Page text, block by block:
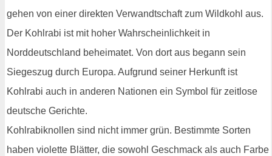
gehen von einer direkten Verwandtschaft zum Wildkohl aus.
Der Kohlrabi ist mit hoher Wahrscheinlichkeit in
Norddeutschland beheimatet. Von dort aus begann sein
Siegeszug durch Europa. Aufgrund seiner Herkunft ist
Kohlrabi auch in anderen Nationen ein Symbol für zeitlose
deutsche Gerichte.
Kohlrabiknollen sind nicht immer grün. Bestimmte Sorten
haben violette Blätter, die sowohl Geschmack als auch Farbe